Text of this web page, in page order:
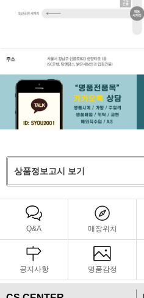
상품정보고시 보기
Q&A 매장위치
공지사항 명품감정